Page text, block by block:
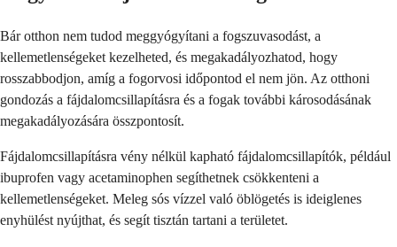
Bár otthon nem tudod meggyógyítani a fogszuvasodást, a
kellemetlenségeket kezelheted, és megakadályozhatod, hogy
rosszabbodjon, amíg a fogorvosi időpontod el nem jön. Az otthoni
gondozás a fájdalomcsillapításra és a fogak további károsodásának
megakadályozására összpontosít.
Fájdalomcsillapításra vény nélkül kapható fájdalomcsillapítók, például
ibuprofen vagy acetaminophen segíthetnek csökkenteni a
kellemetlenségeket. Meleg sós vízzel való öblögetés is ideiglenes
enyhülést nyújthat, és segít tisztán tartani a területet.